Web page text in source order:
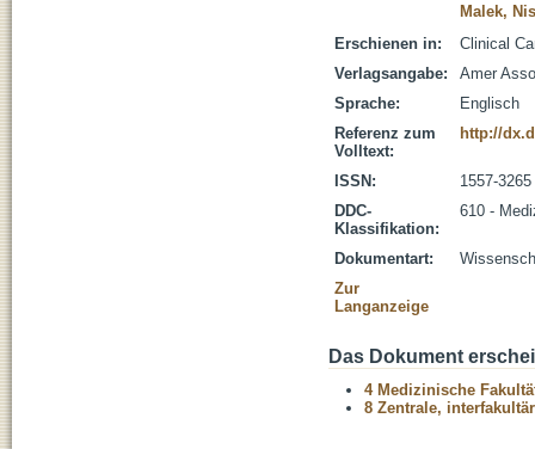
Malek,
Erschienen in:
Clinical
Verlagsangabe:
Amer
Sprache:
Englisch
Referenz zum
Volltext:
http://
ISSN:
1557-3265
DDC-
Klassifikation:
610 -
Dokumentart:
Zur
Langanzeige
Das Dokument
4 Medizinische
8 Zentrale,